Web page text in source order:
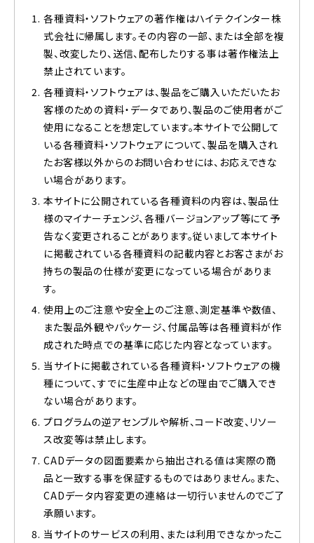
各種資料・ソフトウェアの著作権はハイテクインター株
式会社に帰属します。その内容の一部、または全部を複
製、改変したり、送信、配布したりする事は著作権法上
禁止されています。
各種資料・ソフトウェアは、製品をご購入いただいたお
客様のための資料・データであり、製品のご使用者がご
使用になることを想定しています。本サイトで公開して
いる各種資料・ソフトウェアについて、製品を購入され
たお客様以外からのお問い合わせには、お応えできな
い場合があります。
本サイトに公開されている各種資料の内容は、製品仕
様のマイナーチェンジ、各種バージョンアップ等にて予
告なく変更されることがあります。従いまして本サイト
に掲載されている各種資料の記載内容とお客さまがお
持ちの製品の仕様が変更になっている場合がありま
す。
使用上のご注意や安全上のご注意、測定基準や数値、
また製品外観やパッケージ、付属品等は各種資料が作
成された時点での基準に応じた内容となっています。
当サイトに掲載されている各種資料・ソフトウェアの機
種について、すでに生産中止などの理由でご購入でき
ない場合があります。
プログラムの逆アセンブルや解析、コード改変、リソー
ス改変等は禁止します。
CADデータの図面要素から抽出される値は実際の商
品と一致する事を保証するものではありません。また、
CADデータ内容変更の連絡は一切行いませんのでご了
承願います。
当サイトのサービスの利用、または利用できなかったこ